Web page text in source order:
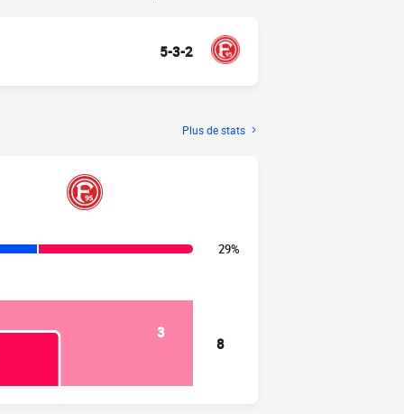
5-3-2
Plus de stats
29%
3
8